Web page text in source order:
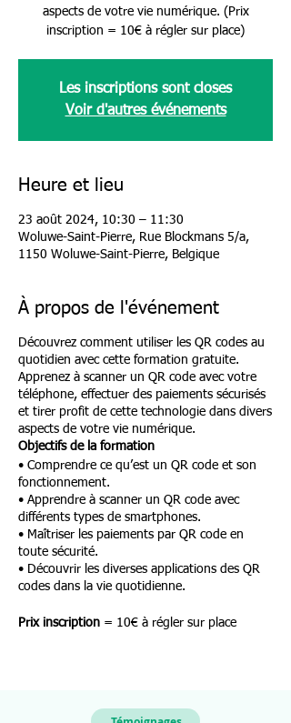
aspects de votre vie numérique. (Prix
inscription = 10€ à régler sur place)
Les inscriptions sont closes
Voir d'autres événements
Heure et lieu
23 août 2024, 10:30 – 11:30
Woluwe-Saint-Pierre, Rue Blockmans 5/a,
1150 Woluwe-Saint-Pierre, Belgique
À propos de l'événement
Découvrez comment utiliser les QR codes au
quotidien avec cette formation gratuite.
Apprenez à scanner un QR code avec votre
téléphone, effectuer des paiements sécurisés
et tirer profit de cette technologie dans divers
aspects de votre vie numérique.
Objectifs de la formation
• Comprendre ce qu’est un QR code et son
fonctionnement.
• Apprendre à scanner un QR code avec
différents types de smartphones.
• Maîtriser les paiements par QR code en
toute sécurité.
• Découvrir les diverses applications des QR
codes dans la vie quotidienne.
Prix inscription = 10€ à régler sur place